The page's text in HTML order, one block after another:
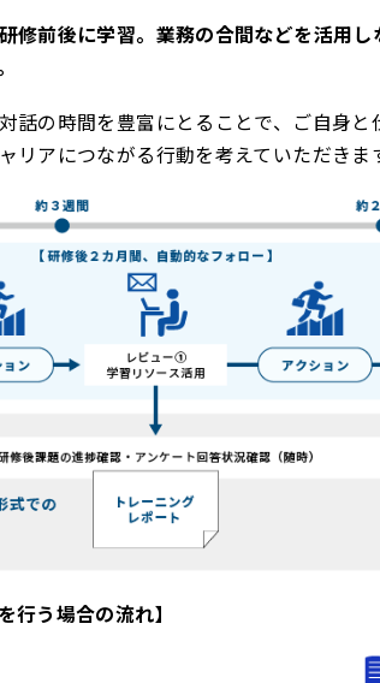
修前後に学習。業務の合間などを活用
話の時間を豊富にとることで、ご自身と
アにつながる行動を考えていただきま
行う場合の流れ】